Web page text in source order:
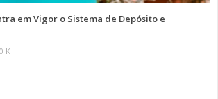
em Vigor o Sistema de Depósito e
K